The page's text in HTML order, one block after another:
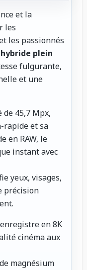
et la
les
les passionnés
plein
fulgurante,
et une
de 45,7 Mpx,
rapide et sa
en RAW, le
instant avec
yeux, visages,
précision
enregistre en 8K
cinéma aux
magnésium